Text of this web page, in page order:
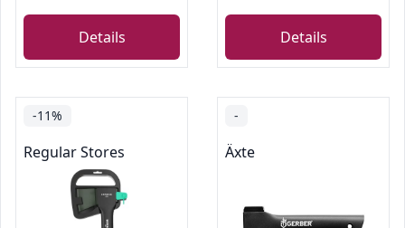
Details Details
-11%
Regular Stores
-
Äxte